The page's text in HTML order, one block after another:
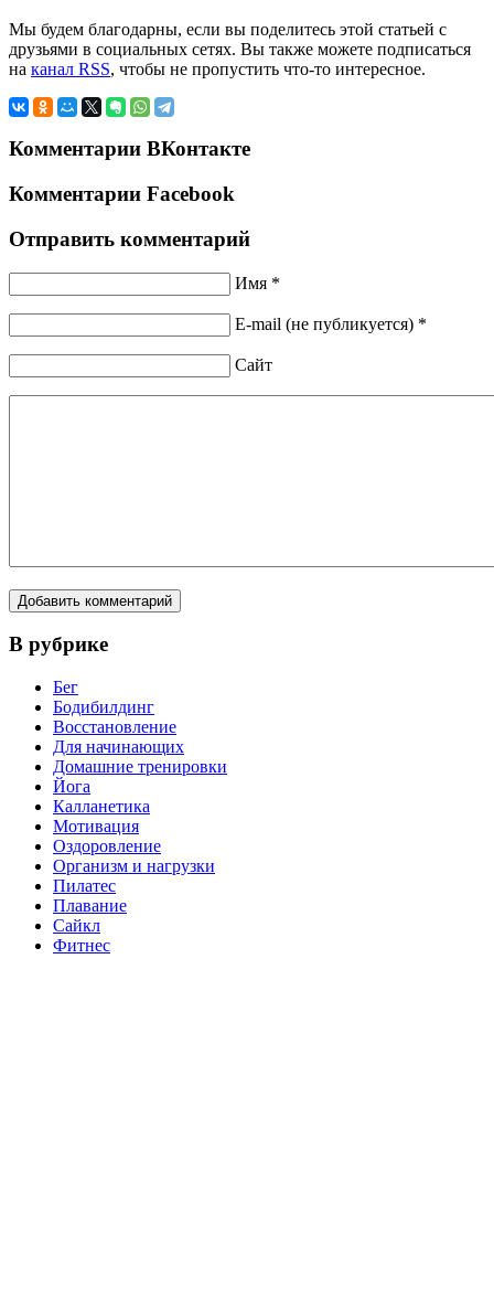
Мы будем благодарны, если вы поделитесь этой статьей с
друзьями в социальных сетях. Вы также можете подписаться
на канал RSS, чтобы не пропустить что-то интересное.
Комментарии ВКонтакте
Комментарии Facebook
Отправить комментарий
Имя *
E-mail (не публикуется) *
Сайт
В рубрике
Бег
Бодибилдинг
Восстановление
Для начинающих
Домашние тренировки
Йога
Калланетика
Мотивация
Оздоровление
Организм и нагрузки
Пилатес
Плавание
Сайкл
Фитнес